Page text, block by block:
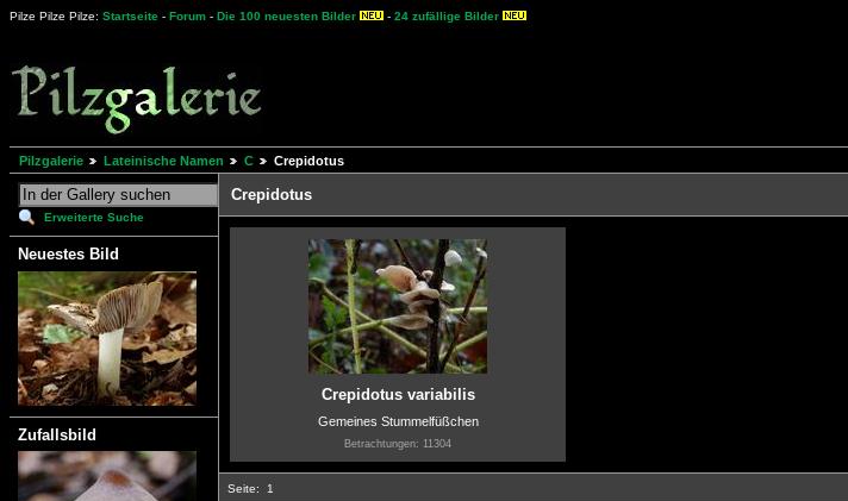
Pilze Pilze Pilze: Startseite - Forum - Die 100 neuesten Bilder - 24 zufällige Bilder
Pilzgalerie Lateinische Namen C Crepidotus
Erweiterte Suche
Neuestes Bild
Zufallsbild
Crepidotus
Crepidotus variabilis
Gemeines Stummelfüßchen
Betrachtungen: 11304
Seite: 1